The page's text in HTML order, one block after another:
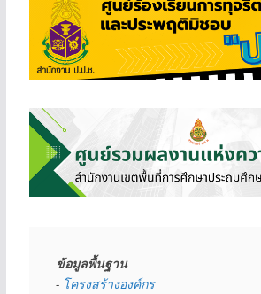
ข้อมูลพื้นฐาน
- โครงสร้างองค์กร